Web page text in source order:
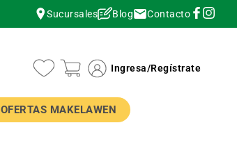
Sucursales Blog Contacto
Ingresa/Regístrate
OFERTAS MAKELAWEN